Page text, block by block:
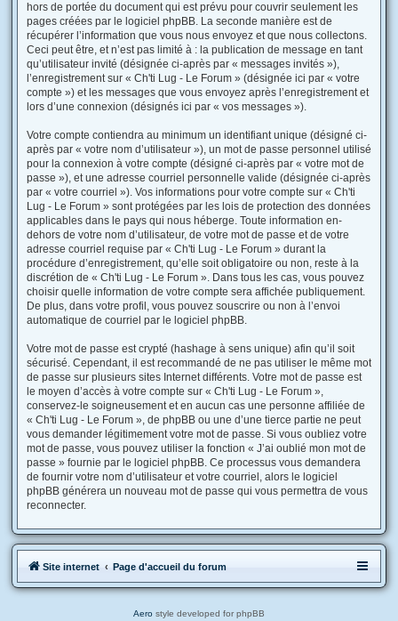
hors de portée du document qui est prévu pour couvrir seulement les
pages créées par le logiciel phpBB. La seconde manière est de
récupérer l’information que vous nous envoyez et que nous collectons.
Ceci peut être, et n’est pas limité à : la publication de message en tant
qu’utilisateur invité (désignée ci-après par « messages invités »),
l’enregistrement sur « Ch'ti Lug - Le Forum » (désignée ici par « votre
compte ») et les messages que vous envoyez après l’enregistrement et
lors d’une connexion (désignés ici par « vos messages »).
Votre compte contiendra au minimum un identifiant unique (désigné ci-
après par « votre nom d’utilisateur »), un mot de passe personnel utilisé
pour la connexion à votre compte (désigné ci-après par « votre mot de
passe »), et une adresse courriel personnelle valide (désignée ci-après
par « votre courriel »). Vos informations pour votre compte sur « Ch'ti
Lug - Le Forum » sont protégées par les lois de protection des données
applicables dans le pays qui nous héberge. Toute information en-
dehors de votre nom d’utilisateur, de votre mot de passe et de votre
adresse courriel requise par « Ch'ti Lug - Le Forum » durant la
procédure d’enregistrement, qu’elle soit obligatoire ou non, reste à la
discrétion de « Ch'ti Lug - Le Forum ». Dans tous les cas, vous pouvez
choisir quelle information de votre compte sera affichée publiquement.
De plus, dans votre profil, vous pouvez souscrire ou non à l’envoi
automatique de courriel par le logiciel phpBB.
Votre mot de passe est crypté (hashage à sens unique) afin qu’il soit
sécurisé. Cependant, il est recommandé de ne pas utiliser le même mot
de passe sur plusieurs sites Internet différents. Votre mot de passe est
le moyen d’accès à votre compte sur « Ch'ti Lug - Le Forum »,
conservez-le soigneusement et en aucun cas une personne affiliée de
« Ch'ti Lug - Le Forum », de phpBB ou une d’une tierce partie ne peut
vous demander légitimement votre mot de passe. Si vous oubliez votre
mot de passe, vous pouvez utiliser la fonction « J’ai oublié mon mot de
passe » fournie par le logiciel phpBB. Ce processus vous demandera
de fournir votre nom d’utilisateur et votre courriel, alors le logiciel
phpBB générera un nouveau mot de passe qui vous permettra de vous
reconnecter.
Site internet Page d'accueil du forum
Aero style developed for phpBB